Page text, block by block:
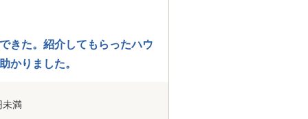
きた。紹介してもらったハウ
かりました。
未満